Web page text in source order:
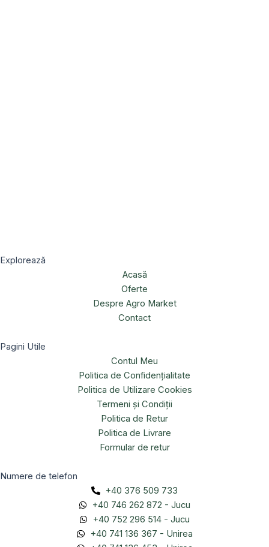
Explorează
Acasă
Oferte
Despre Agro Market
Contact
Pagini Utile
Contul Meu
Politica de Confidențialitate
Politica de Utilizare Cookies
Termeni și Condiții
Politica de Retur
Politica de Livrare
Formular de retur
Numere de telefon
+40 376 509 733
+40 746 262 872 - Jucu
+40 752 296 514 - Jucu
+40 741 136 367 - Unirea